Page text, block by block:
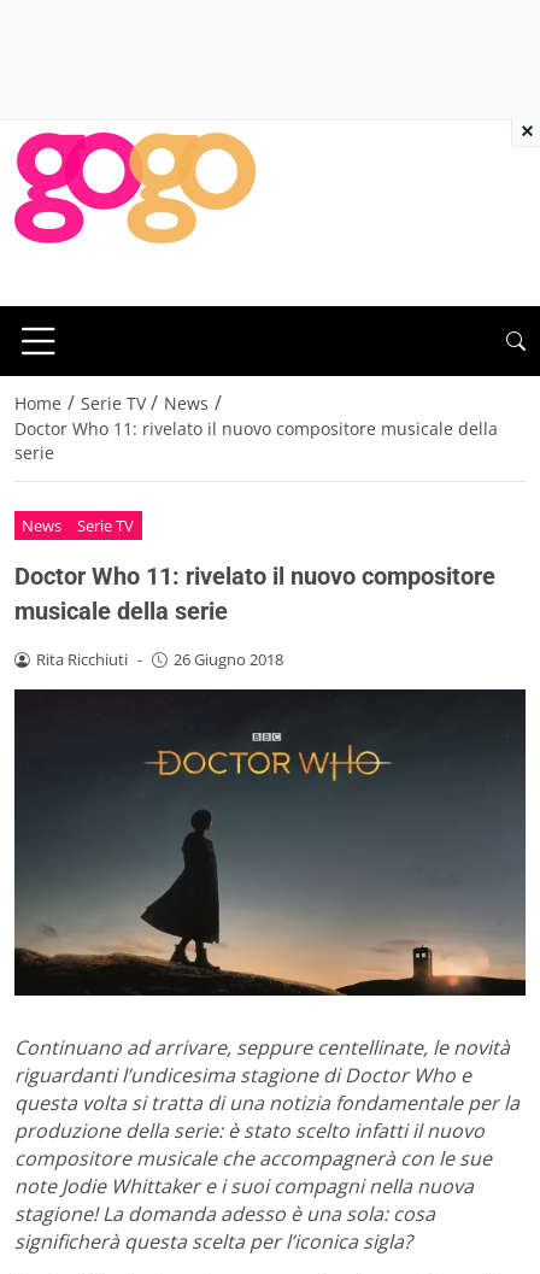
Home / Serie TV / News /
Doctor Who 11: rivelato il nuovo compositore musicale della
serie
News Serie TV
Doctor Who 11: rivelato il nuovo compositore
musicale della serie
Rita Ricchiuti - 26 Giugno 2018
Continuano ad arrivare, seppure centellinate, le novità
riguardanti l’undicesima stagione di Doctor Who e
questa volta si tratta di una notizia fondamentale per la
produzione della serie: è stato scelto infatti il nuovo
compositore musicale che accompagnerà con le sue
note Jodie Whittaker e i suoi compagni nella nuova
stagione! La domanda adesso è una sola: cosa
significherà questa scelta per l’iconica sigla?
×